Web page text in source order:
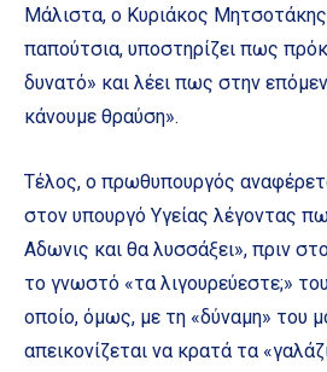
Μάλιστα, ο Κυριάκος Μητσοτάκης
παπούτσια, υποστηρίζει πως
δυνατό» και λέει πως στην
κάνουμε θραύση».
Τέλος, ο πρωθυπουργός
στον υπουργό Υγείας λέγοντας
Αδωνις και θα λυσσάξει», πριν
το γνωστό «τα λιγουρεύεστε;»
οποίο, όμως, με τη «δύναμη» του
απεικονίζεται να κρατά τα